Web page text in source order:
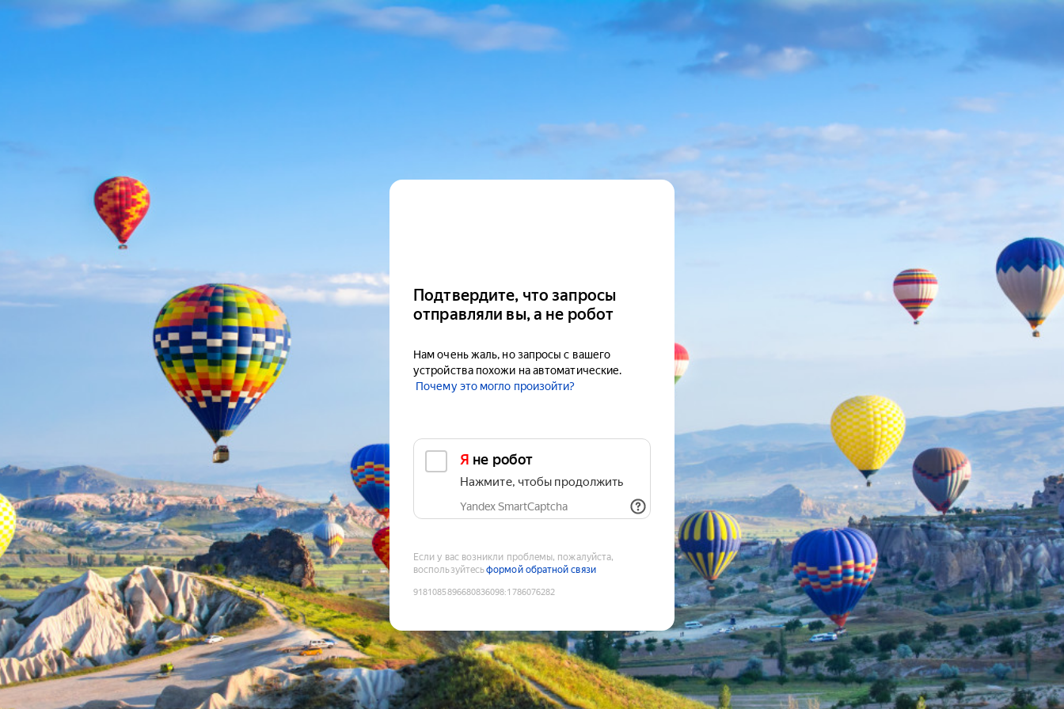
Подтвердите, что запросы
отправляли вы, а не робот
Нам очень жаль, но запросы с вашего
устройства похожи на автоматические.
Почему это могло произойти?
Я не робот
Нажмите, чтобы продолжить
Yandex SmartCaptcha
Если у вас возникли проблемы, пожалуйста,
воспользуйтесьформой обратной связи
9181085896680836098:1786076282